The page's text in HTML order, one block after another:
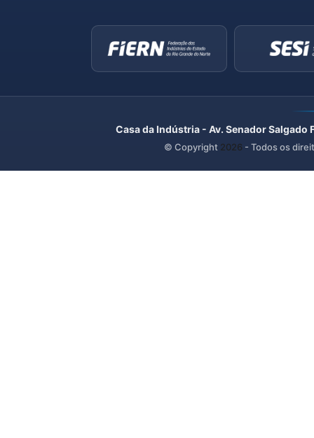
Casa da Indústria - Av. Senador
© Copyright 2026 - Todos os